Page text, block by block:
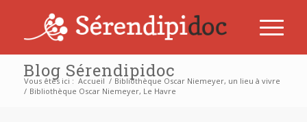
Blog Sérendipidoc
Vous êtes ici : Accueil / Bibliothèque Oscar Niemeyer, un lieu à vivre
/ Bibliothèque Oscar Niemeyer, Le Havre